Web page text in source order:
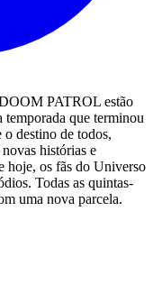
PATROL estão
que terminou
destino de todos,
histórias e
hoje, os fãs do Universo
Todas as quintas-
uma nova parcela.